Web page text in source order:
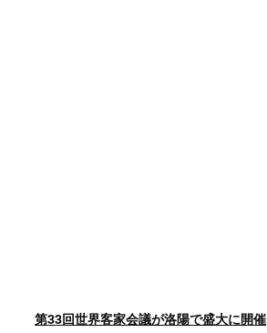
第33回世界客家会議が洛陽で盛大に開催